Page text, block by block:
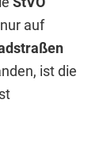
auf
ist die